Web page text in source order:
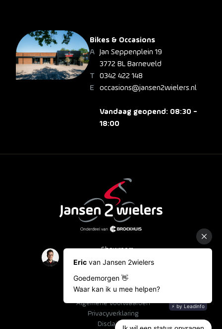
Bikes & Occasions
Jan Seppenplein 19
3772 BL Barneveld
0342 422 148
occasions@jansen2wielers.nl
Vandaag geopend: 08:30 -
18:00
Showroom
Occasions
Bestelinformatie
Algemene voorwaarden
Privacyverklaring
Disclaimer